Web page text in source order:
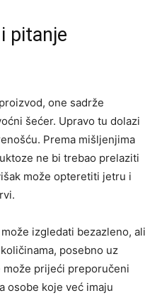
pitanje
one sadrže
šećer. Upravo tu dolazi
Prema mišljenjima
ne bi trebao prelaziti
može opteretiti jetru i
izgledati bezazleno, ali
posebno uz
prijeći preporučeni
osobe koje već imaju